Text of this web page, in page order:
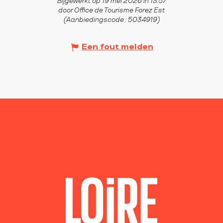
door Office de Tourisme Forez Est
(Aanbiedingscode : 5034919)
Een fout melden